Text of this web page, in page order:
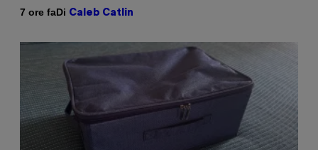
7 ore faDi Caleb Catlin